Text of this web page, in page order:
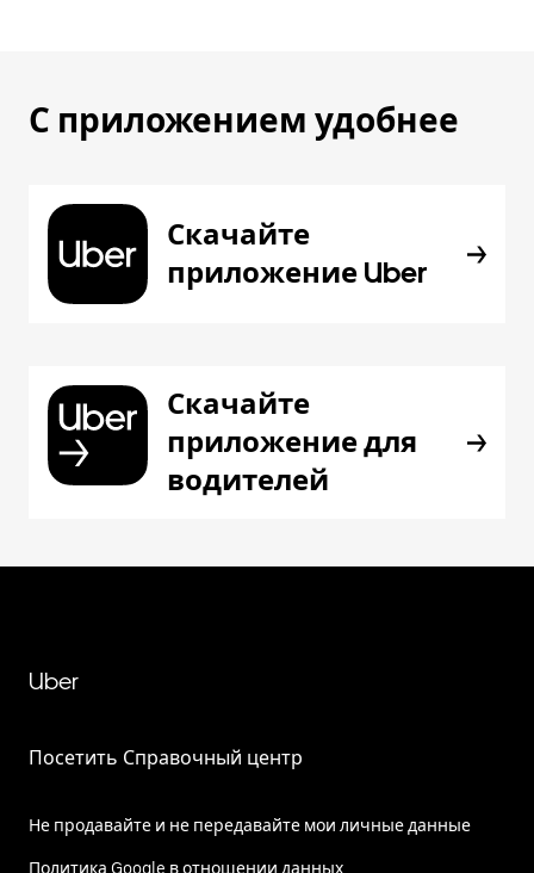
С приложением удобнее
Скачайте
приложение Uber
Скачайте
приложение для
водителей
Uber
Посетить Справочный центр
Не продавайте и не передавайте мои личные данные
Политика Google в отношении данных